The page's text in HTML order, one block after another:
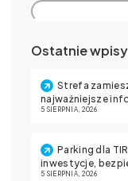
Ostatnie wpisy
Strefa
najważniejsze
5 SIERPNIA, 2026
Parking dla
inwestycje,
5 SIERPNIA, 2026